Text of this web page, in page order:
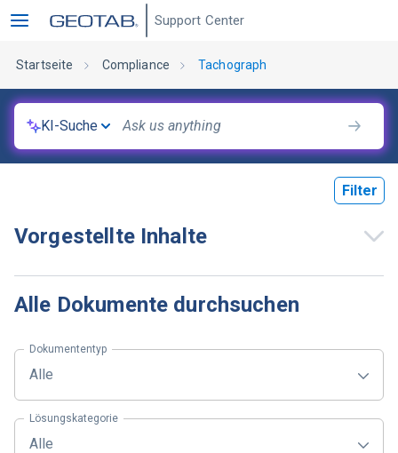
Support Center
Startseite Compliance Tachograph
KI-Suche
Filter
Vorgestellte Inhalte
Alle Dokumente durchsuchen
Dokumententyp
Alle
Lösungskategorie
Alle